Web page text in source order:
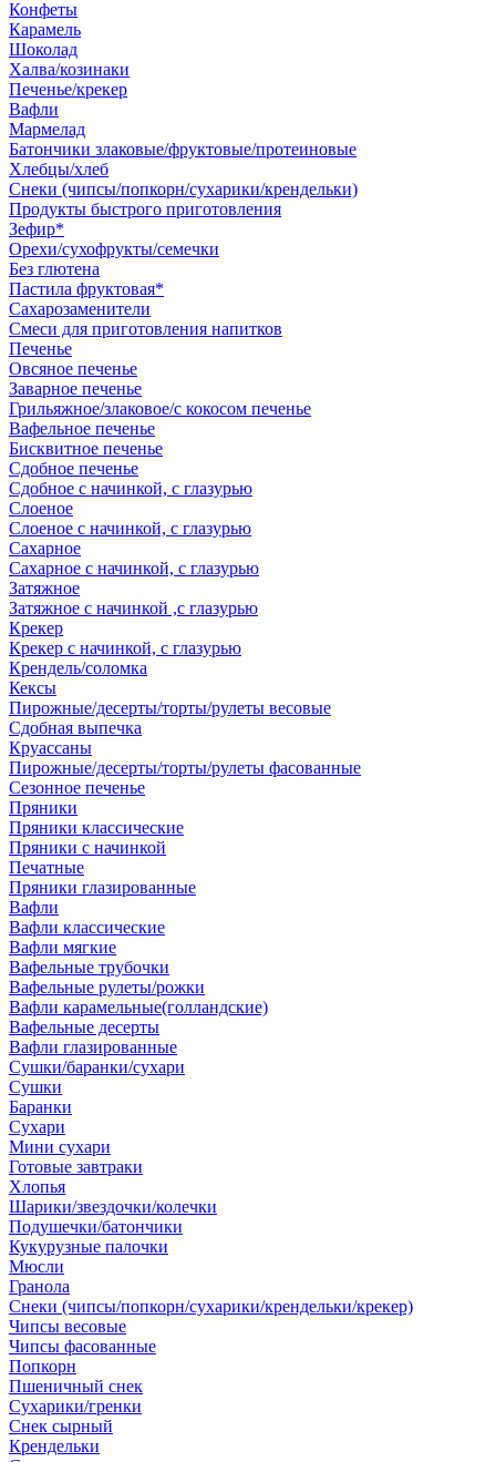
Конфеты
Карамель
Шоколад
Халва/козинаки
Печенье/крекер
Вафли
Мармелад
Батончики злаковые/фруктовые/протеиновые
Хлебцы/хлеб
Снеки (чипсы/попкорн/сухарики/крендельки)
Продукты быстрого приготовления
Зефир*
Орехи/сухофрукты/семечки
Без глютена
Пастила фруктовая*
Сахарозаменители
Смеси для приготовления напитков
Печенье
Овсяное печенье
Заварное печенье
Грильяжное/злаковое/с кокосом печенье
Вафельное печенье
Бисквитное печенье
Сдобное печенье
Сдобное с начинкой, с глазурью
Слоеное
Слоеное с начинкой, с глазурью
Сахарное
Сахарное с начинкой, с глазурью
Затяжное
Затяжное с начинкой ,с глазурью
Крекер
Крекер с начинкой, с глазурью
Крендель/соломка
Кексы
Пирожные/десерты/торты/рулеты весовые
Сдобная выпечка
Круассаны
Пирожные/десерты/торты/рулеты фасованные
Сезонное печенье
Пряники
Пряники классические
Пряники с начинкой
Печатные
Пряники глазированные
Вафли
Вафли классические
Вафли мягкие
Вафельные трубочки
Вафельные рулеты/рожки
Вафли карамельные(голландские)
Вафельные десерты
Вафли глазированные
Сушки/баранки/сухари
Сушки
Баранки
Сухари
Мини сухари
Готовые завтраки
Хлопья
Шарики/звездочки/колечки
Подушечки/батончики
Кукурузные палочки
Мюсли
Гранола
Снеки (чипсы/попкорн/сухарики/крендельки/крекер)
Чипсы весовые
Чипсы фасованные
Попкорн
Пшеничный снек
Сухарики/гренки
Снек сырный
Крендельки